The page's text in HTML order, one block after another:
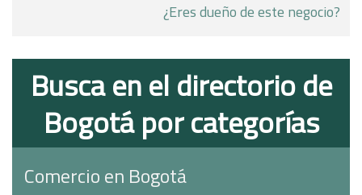
¿Eres dueño de este negocio?
Busca en el directorio de
Bogotá por categorías
Comercio en Bogotá